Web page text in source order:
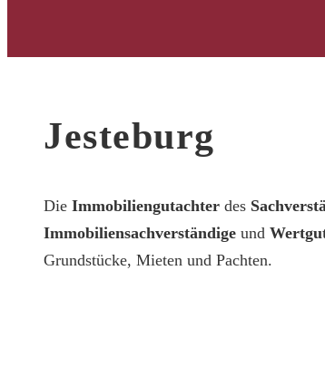
Jesteburg
Die Immobiliengutachter des
Immobiliensachverständige und
Grundstücke, Mieten und Pachten.